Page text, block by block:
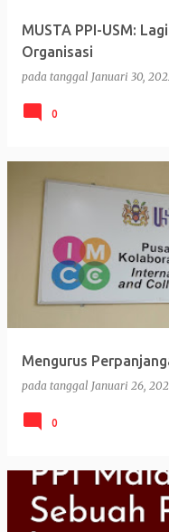
MUSTA PPI-USM:
Organisasi
pada tanggal Januari 30,
0
Mengurus
pada tanggal Januari 26,
0